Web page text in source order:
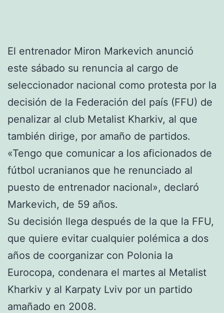
El entrenador Miron Markevich anunció
este sábado su renuncia al cargo de
seleccionador nacional como protesta por la
decisión de la Federación del país (FFU) de
penalizar al club Metalist Kharkiv, al que
también dirige, por amaño de partidos.
«Tengo que comunicar a los aficionados de
fútbol ucranianos que he renunciado al
puesto de entrenador nacional», declaró
Markevich, de 59 años.
Su decisión llega después de la que la FFU,
que quiere evitar cualquier polémica a dos
años de coorganizar con Polonia la
Eurocopa, condenara el martes al Metalist
Kharkiv y al Karpaty Lviv por un partido
amañado en 2008.